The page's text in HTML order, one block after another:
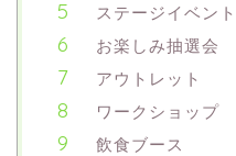
ステージイベント
お楽しみ抽選会
アウトレット
ワークショップ
飲食ブース